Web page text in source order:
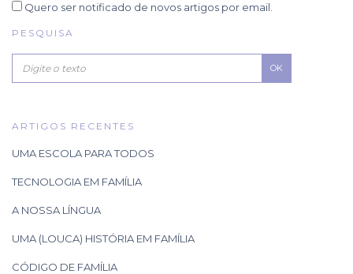
Quero ser notificado de novos artigos por email.
PESQUISA
OK
ARTIGOS RECENTES
UMA ESCOLA PARA TODOS
TECNOLOGIA EM FAMÍLIA
A NOSSA LÍNGUA
UMA (LOUCA) HISTÓRIA EM FAMÍLIA
CÓDIGO DE FAMÍLIA